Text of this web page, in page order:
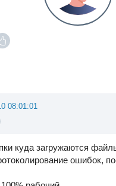
08:01:01
куда загружаются
ошибок,